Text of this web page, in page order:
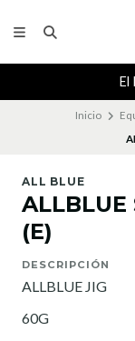
El
Inicio
ALL BLUE
ALLBLUE
(E)
DESCRIPCIÓN
ALLBLUE JIG
60G